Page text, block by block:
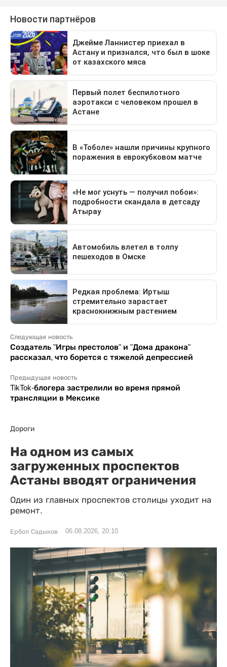
Следующая новость
Создатель "Игры престолов" и "Дома дракона"
рассказал, что борется с тяжелой депрессией
Предыдущая новость
TikTok-блогера застрелили во время прямой
трансляции в Мексике
Дороги
На одном из самых
загруженных проспектов
Астаны вводят ограничения
Один из главных проспектов столицы уходит на
ремонт.
Ербол Садыков 06.08.2026, 20:10